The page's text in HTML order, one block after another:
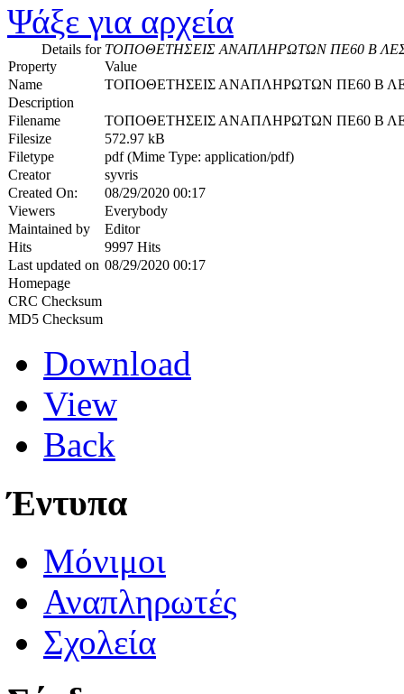
Ψάξε για αρχεία
Details forΤΟΠΟΘΕΤΗΣΕΙΣ ΑΝΑΠΛΗΡΩΤΩΝ ΠΕ60 Β
Property
Value
Name
ΤΟΠΟΘΕΤΗΣΕΙΣ ΑΝΑΠΛΗΡΩΤΩΝ ΠΕ60 Β
Description
Filename
ΤΟΠΟΘΕΤΗΣΕΙΣ ΑΝΑΠΛΗΡΩΤΩΝ ΠΕ60 Β
Filesize
572.97 kB
Filetype
pdf (Mime Type: application/pdf)
Creator
syvris
Created On:
08/29/2020 00:17
Viewers
Everybody
Maintained by
Editor
Hits
9997 Hits
Last updated on 08/29/2020 00:17
Homepage
CRC Checksum
MD5 Checksum
Download
View
Back
Έντυπα
Μόνιμοι
Αναπληρωτές
Σχολεία